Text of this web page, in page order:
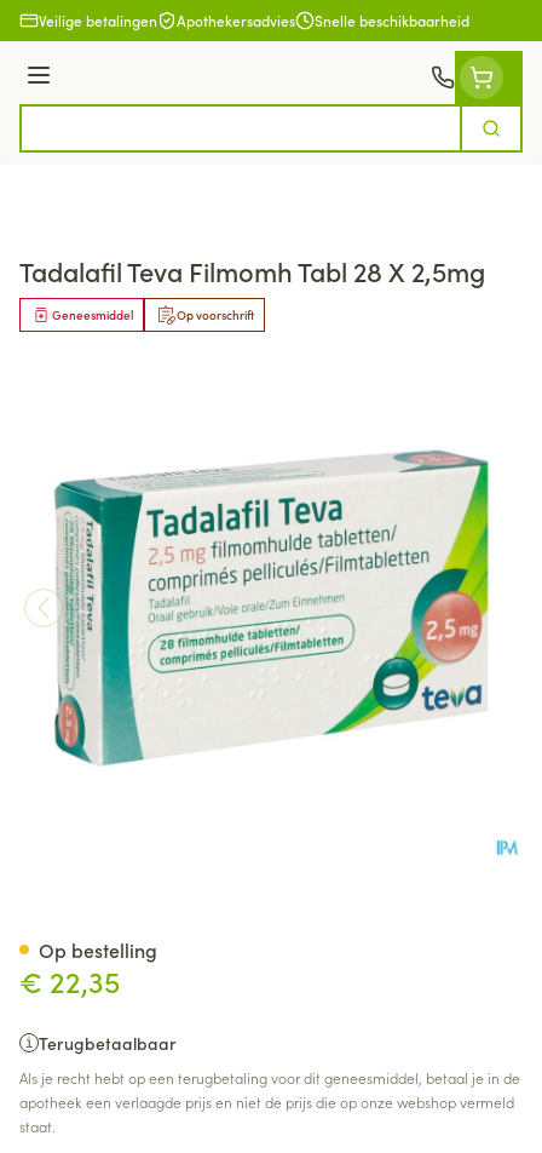
Ga naar de inhoud
Veilige betalingen Apothekersadvies Snelle beschikbaarheid
Menu
Zoek
Tadalafil Teva Filmomh Tabl 28 X 2,5mg
Op voorschrift
Geneesmiddel
€ 22,35
Terugbetaalbaar
Als je recht hebt op een terugbetaling voor dit geneesmiddel, betaal je in de
apotheek een verlaagde prijs en niet de prijs die op onze webshop vermeld
staat.
Op bestelling